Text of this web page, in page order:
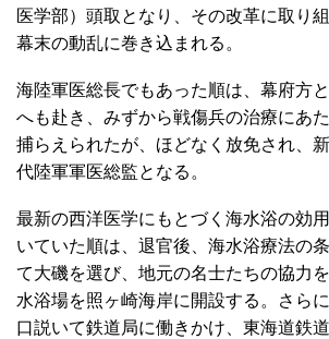
医学部）頭取となり、その改革に取り
幕末の動乱に巻き込まれる。
海陸軍医総長でもあった順は、幕府方
へも赴き、みずから戦傷兵の治療にあ
捕らえられたが、ほどなく放免され、
代陸軍軍医総監となる。
最新の西洋医学にもとづく海水浴の効
いていた順は、退官後、海水浴療法の
て大磯を選び、地元の名士たちの協力
水浴場を照ヶ崎海岸に開設する。さら
口説いて鉄道局に働きかけ、東海道鉄